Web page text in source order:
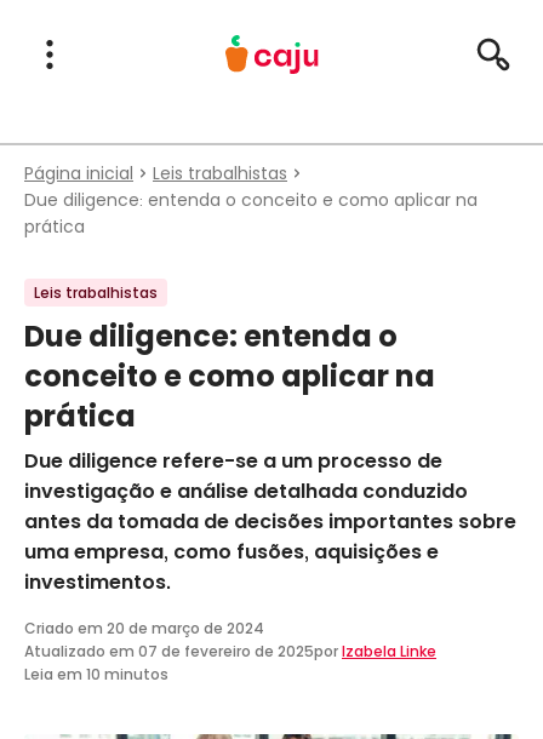
Menu Principal
Abrir Menu
Página inicial
Leis trabalhistas
Due diligence: entenda o conceito e como aplicar na
prática
Leis trabalhistas
Due diligence: entenda o
conceito e como aplicar na
prática
Due diligence refere-se a um processo de
investigação e análise detalhada conduzido
antes da tomada de decisões importantes sobre
uma empresa, como fusões, aquisições e
investimentos.
Criado em 20 de março de 2024
Atualizado em 07 de fevereiro de 2025porIzabela Linke
Leia em 10 minutos